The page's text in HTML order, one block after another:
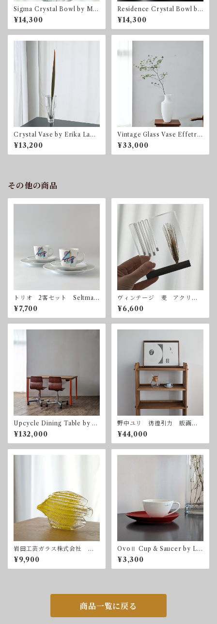
Sigma Crystal Bowl by Mar
tti Rytkönen for Orrefors
¥14,300
Residence Crystal Bowl by
Olle Alberius for Orrefors
¥14,300
Crystal Vase by Erika Lage
rbielke for Orrefors
¥13,200
Vintage Glass Vase Effetre
International Murano 1991
¥33,000
その他の商品
トリオ 2客セット Seltman
n Weiden カップ＆ソーサ
ー Scarlett Joy ドイツ
¥7,700
ヴィンテージ 麦 アクリル
オブジェ
¥6,600
Upcycle Dining Table by so
nota ナラ オーク ダイニ
ングテーブル 1285 x 950 m
m
¥132,000
野中ユリ 彷徨引力 版画
額付属
¥44,000
岩田工芸ガラス株式会社
魚
¥9,900
OvoⅡ Cup & Saucer by Lui
gi Colani for Adam & Eve
たち吉
¥3,300
商品一覧に戻る